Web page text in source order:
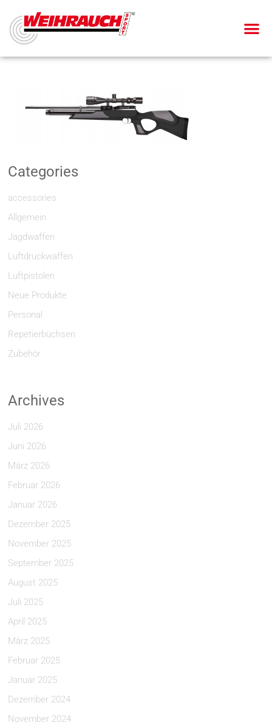
Categories
accessories
Allgemein
Jagdwaffen
Luftdruckwaffen
Luftpistolen
Neue Produkte
Personal
Repetierbüchsen
Zubehör
Archives
Juli 2026
Juni 2026
März 2026
Februar 2026
Januar 2026
Dezember 2025
November 2025
September 2025
August 2025
Juli 2025
April 2025
März 2025
Februar 2025
Januar 2025
Dezember 2024
November 2024